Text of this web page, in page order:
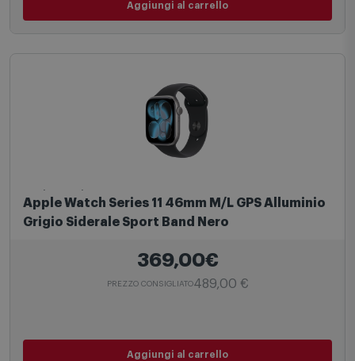
Aggiungi al carrello
Apple Watch Series 11 46mm M/L GPS Alluminio
Grigio Siderale Sport Band Nero
369,00€
PREZZO CONSIGLIATO489,00 €
Aggiungi al carrello